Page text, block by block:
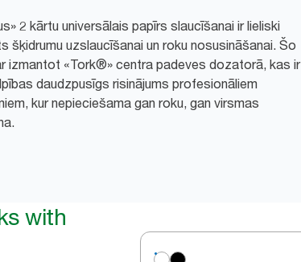
2 kārtu universālais papīrs slaucīšanai ir lieliski
šķidrumu uzslaucīšanai un roku nosusināšanai. Šo
izmantot «Tork®» centra padeves dozatorā, kas ir
daudzpusīgs risinājums profesionāliem
kur nepieciešama gan roku, gan virsmas
with